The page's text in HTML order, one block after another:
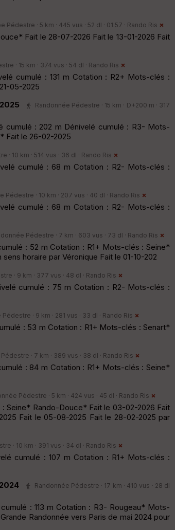
Pédestre · 5 km · 445 vus · 52 dl · 01:57 · Rando Ris
Fait le 28-07-2026 Fait le 13-01-2026 Fait
· 15 km · 374 vus · 54 dl · Rando Ris
cumulé : 131 m Cotation : R2+ Mots-clés :
05-2025
Randonnée Pédestre · 15 km · D+200 m · 317
cumulé : 202 m Dénivelé cumulé : R3- Mots-
Fait le 26-02-2025
· 10 km · 514 vus · 36 dl · Rando Ris
cumulé : 68 m Cotation : R2- Mots-clés :
Pédestre · 10 km · 207 vus · 40 dl · Rando Ris
cumulé : 68 m Cotation : R2- Mots-clés :
Pédestre · 7 km · 603 vus · 73 dl · Rando Ris
: 52 m Cotation : R1+ Mots-clés : Seine*
horaire par Véronique Fait le 01-10-202
· 9 km · 377 vus · 48 dl · Rando Ris
cumulé : 75 m Cotation : R2- Mots-clés :
· 9 km · 281 vus · 33 dl · Rando Ris
: 53 m Cotation : R1+ Mots-clés : Senart*
· 7 km · 389 vus · 38 dl · Rando Ris
: 84 m Cotation : R1+ Mots-clés : Seine*
Pédestre · 5 km · 424 vus · 45 dl · Rando Ris
Seine* Rando-Douce* Fait le 03-02-2026 Fait
Fait le 05-08-2025 Fait le 28-02-2025 par
· 10 km · 391 vus · 34 dl · Rando Ris
cumulé : 107 m Cotation : R1+ Mots-clés :
Randonnée Pédestre · 17 km · 410 vus · 28 dl
: 113 m Cotation : R3- Rougeau* Mots-
Randonnée vers Paris de mai 2024 pour